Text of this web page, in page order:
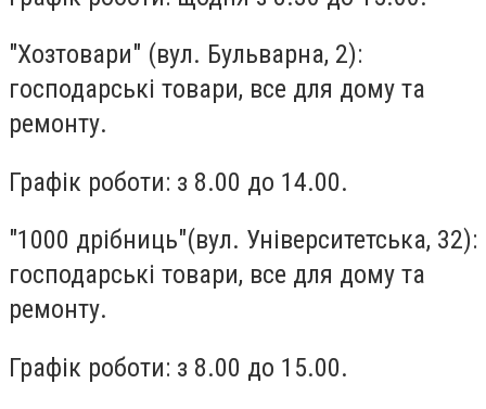
"Хозтовари" (вул. Бульварна, 2):
господарські товари, все для дому та
ремонту.
Графік роботи: з 8.00 до 14.00.
"1000 дрібниць"(вул. Університетська, 32):
господарські товари, все для дому та
ремонту.
Графік роботи: з 8.00 до 15.00.